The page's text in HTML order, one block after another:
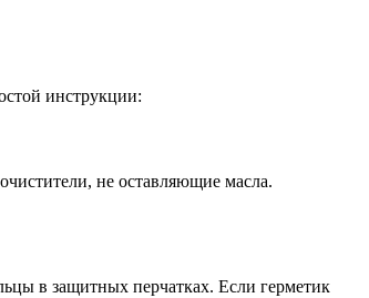
инструкции:
не оставляющие масла.
в защитных перчатках. Если герметик